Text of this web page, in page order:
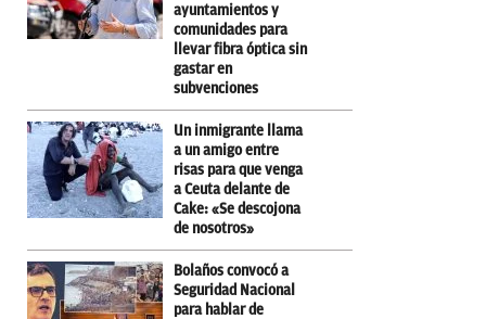
ayuntamientos y
comunidades para
llevar fibra óptica sin
gastar en
subvenciones
Un inmigrante llama
a un amigo entre
risas para que venga
a Ceuta delante de
Cake: «Se descojona
de nosotros»
Bolaños convocó a
Seguridad Nacional
para hablar de